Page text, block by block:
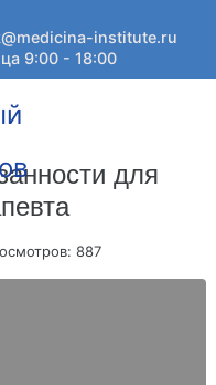
institute.ru
9:00 - 18:00
для
887